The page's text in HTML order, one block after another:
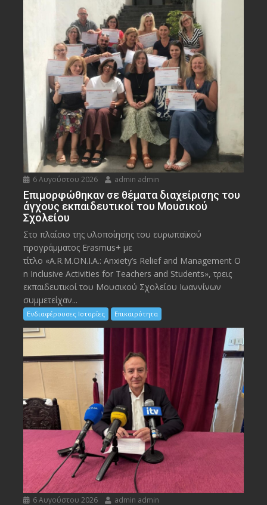
6 Αυγούστου 2026 admin admin
Eπιμορφώθηκαν σε θέματα διαχείρισης του
άγχους εκπαιδευτικοί του Μουσικού
Σχολείου
Στο πλαίσιο της υλοποίησης του ευρωπαϊκού
προγράμματος Erasmus+ με
τίτλο «A.R.M.ON.I.A.: Anxiety’s Relief and Management O
n Inclusive Activities for Teachers and Students», τρεις
εκπαιδευτικοί του Μουσικού Σχολείου Ιωαννίνων
συμμετείχαν...
Ενδιαφέρουσες Ιστορίες Επικαιρότητα
6 Αυγούστου 2026 admin admin